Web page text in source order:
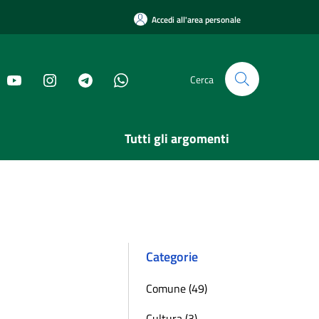
Accedi all'area personale
Cerca
Tutti gli argomenti
Categorie
Comune (49)